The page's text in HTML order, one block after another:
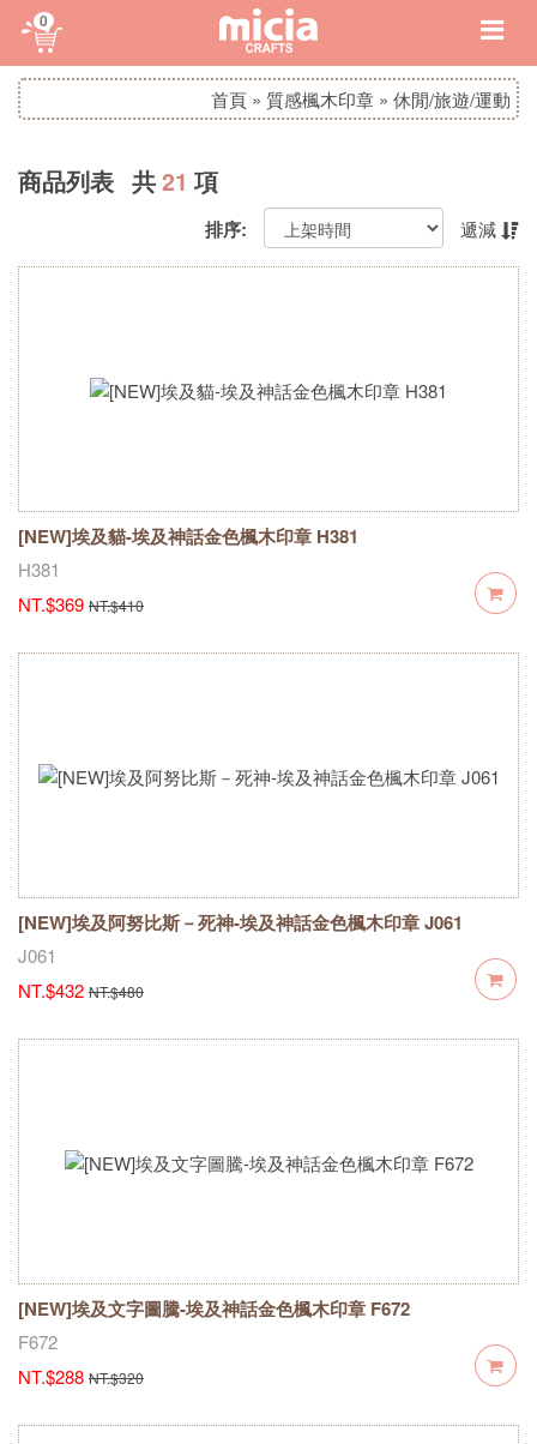
0
首頁 » 質感楓木印章 » 休閒/旅遊/運動
商品列表 共21 項
排序: 遞減
[NEW]埃及貓-埃及神話金色楓木印章 H381
H381
NT.$369 NT.$410
[NEW]埃及阿努比斯－死神-埃及神話金色楓木印章 J061
J061
NT.$432 NT.$480
[NEW]埃及文字圖騰-埃及神話金色楓木印章 F672
F672
NT.$288 NT.$320